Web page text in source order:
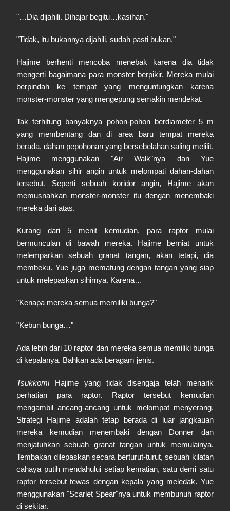
"…Dia dijahili. Dihajar begitu…kasihan."
"Tidak, itu bukannya dijahili, sudah pasti bukan."
Hajime berhenti mencoba menebak karena dia tidak
mengerti bagaimana para monster berpikir. Mereka mulai
berpindah ke tempat yang menguntungkan karena
monster-monster yang mengepung semakin mendekat.
Tak terhitung banyaknya pohon-pohon berdiameter 5 m
yang membentang dan di area baru tempat mereka
berada, dahan pepohonan yang bersebelahan saling melilit.
Hajime menggunakan "Air Walk"nya dan Yue
menggunakan sihir angin untuk melompati dahan-dahan
tersebut. Seperti sebuah koridor angin, Hajime akan
memusnahkan monster-monster itu dengan menembaki
mereka dari atas.
Kurang dari 5 menit kemudian, para raptor mulai
bermunculan di bawah mereka. Hajime berniat untuk
melemparkan sebuah granat tangan, akan tetapi, dia
membeku. Yue juga mematung dengan tangan yang siap
untuk melepaskan sihirnya. Karena…
"Kenapa mereka semua memiliki bunga?"
"Kebun bunga…"
Ada lebih dari 10 raptor dan mereka semua memiliki bunga
di kepalanya. Bahkan ada beragam jenis.
TsukkomiHajime yang tidak disengaja telah menarik
perhatian para raptor. Raptor tersebut kemudian
mengambil ancang-ancang untuk melompat menyerang.
Strategi Hajime adalah tetap berada di luar jangkauan
mereka kemudian menembaki dengan Donner dan
menjatuhkan sebuah granat tangan untuk memulainya.
Tembakan dilepaskan secara berturut-turut, sebuah kilatan
cahaya putih mendahului setiap kematian, satu demi satu
raptor tersebut tewas dengan kepala yang meledak. Yue
menggunakan "Scarlet Spear"nya untuk membunuh raptor
di sekitar.